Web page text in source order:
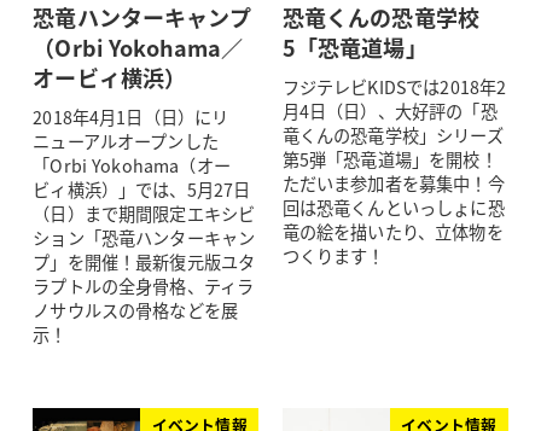
恐竜ハンターキャンプ
（Orbi Yokohama／
オービィ横浜）
2018年4月1日（日）にリ
ニューアルオープンした
「Orbi Yokohama（オー
ビィ横浜）」では、5月27日
（日）まで期間限定エキシビ
ション「恐竜ハンターキャン
プ」を開催！最新復元版ユタ
ラプトルの全身骨格、ティラ
ノサウルスの骨格などを展
示！
恐竜くんの恐竜学校
5「恐竜道場」
フジテレビKIDSでは2018年2
月4日（日）、大好評の「恐
竜くんの恐竜学校」シリーズ
第5弾「恐竜道場」を開校！
ただいま参加者を募集中！今
回は恐竜くんといっしょに恐
竜の絵を描いたり、立体物を
つくります！
イベント情報 イベント情報